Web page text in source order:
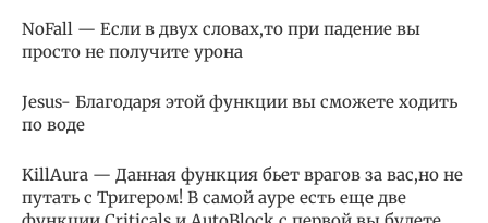
NoFall — Если в двух словах,то при падение вы
просто не получите урона
Jesus- Благодаря этой функции вы сможете ходить
по воде
KillAura — Данная функция бьет врагов за вас,но не
путать с Тригером! В самой ауре есть еще две